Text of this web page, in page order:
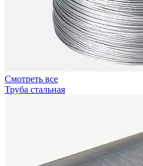
Смотреть все
Труба стальная